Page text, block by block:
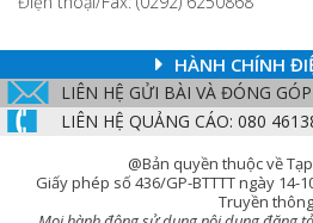
HÀNH CHÍNH
LIÊN HỆ GỬI BÀI VÀ ĐÓNG
LIÊN HỆ QUẢNG CÁO: 080
@Bản quyền thuộc về
Giấy phép số 436/GP-BTTTT ngày 14-
Truyền